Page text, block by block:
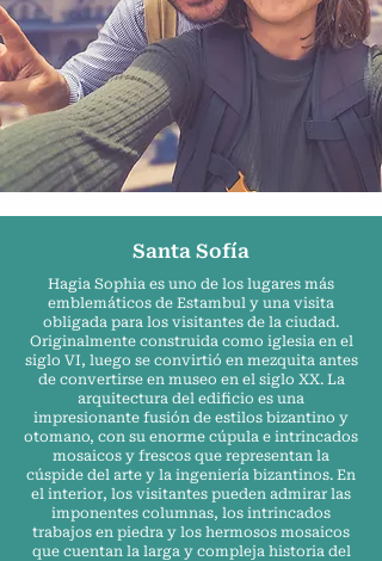
Santa Sofía
Hagia Sophia es uno de los lugares más
emblemáticos de Estambul y una visita
obligada para los visitantes de la ciudad.
Originalmente construida como iglesia en el
siglo VI, luego se convirtió en mezquita antes
de convertirse en museo en el siglo XX. La
arquitectura del edificio es una
impresionante fusión de estilos bizantino y
otomano, con su enorme cúpula e intrincados
mosaicos y frescos que representan la
cúspide del arte y la ingeniería bizantinos. En
el interior, los visitantes pueden admirar las
imponentes columnas, los intrincados
trabajos en piedra y los hermosos mosaicos
que cuentan la larga y compleja historia del